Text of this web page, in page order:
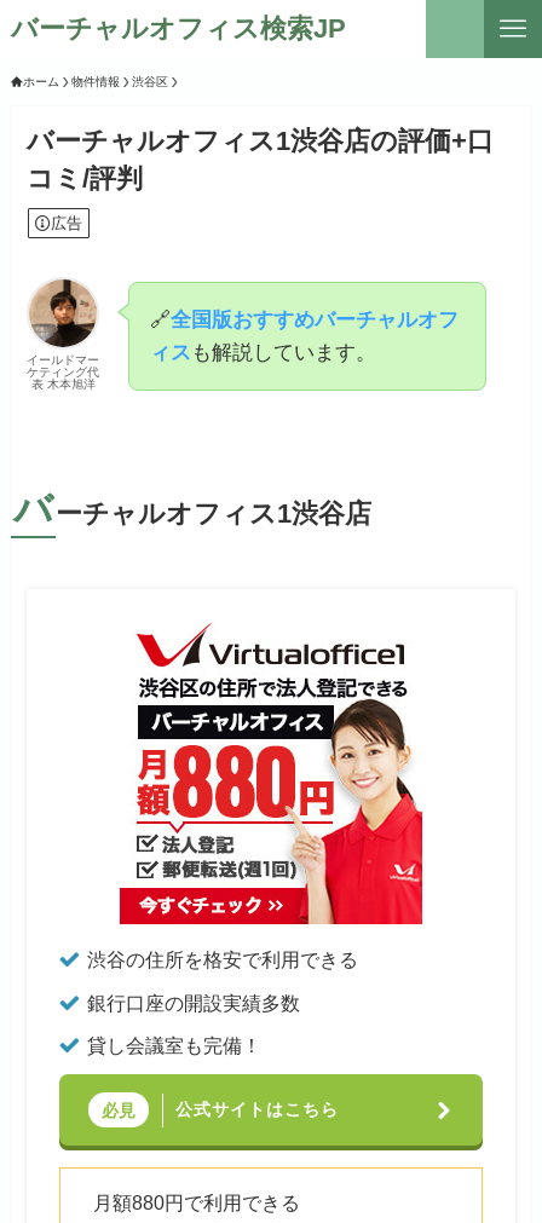
バーチャルオフィス検索JP
ホーム 物件情報 渋谷区
バーチャルオフィス1渋谷店の評価+口
コミ/評判
広告
イールドマー
ケティング代
表 木本旭洋
🔗全国版おすすめバーチャルオフ
ィス も解説しています。
バーチャルオフィス1渋谷店
渋谷の住所を格安で利用できる
銀行口座の開設実績多数
貸し会議室も完備！
必見 公式サイトはこちら
月額880円で利用できる